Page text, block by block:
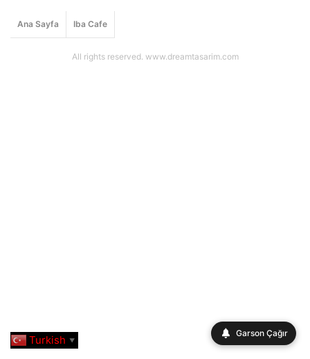
Ana Sayfa Iba Cafe
All rights reserved. www.dreamtasarim.com
Garson Çağır
Turkish ▼